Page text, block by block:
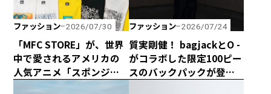
ファッション 2026/07/30
「MFC STORE」が、世界
中で愛されるアメリカの
人気アニメ「スポンジ・
ボブ」とコラボアイテム
ファッション 2026/07/24
質実剛健！ bagjackとO -
がコラボした限定100ピー
スのバックパックが登